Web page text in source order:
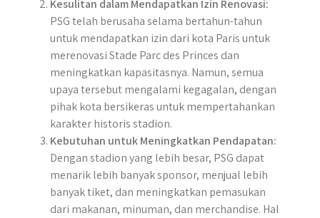
Kesulitan dalam Mendapatkan Izin Renovasi:
PSG telah berusaha selama bertahun-tahun
untuk mendapatkan izin dari kota Paris untuk
merenovasi Stade Parc des Princes dan
meningkatkan kapasitasnya. Namun, semua
upaya tersebut mengalami kegagalan, dengan
pihak kota bersikeras untuk mempertahankan
karakter historis stadion.
Kebutuhan untuk Meningkatkan Pendapatan:
Dengan stadion yang lebih besar, PSG dapat
menarik lebih banyak sponsor, menjual lebih
banyak tiket, dan meningkatkan pemasukan
dari makanan, minuman, dan merchandise. Hal